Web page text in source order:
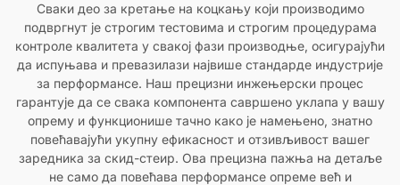
Сваки део за кретање на коцкању који производимо
подвргнут је строгим тестовима и строгим процедурама
контроле квалитета у свакој фази производње, осигурајући
да испуњава и превазилази највише стандарде индустрије
за перформансе. Наш прецизни инжењерски процес
гарантује да се свака компонента савршено уклапа у вашу
опрему и функционише тачно како је намењено, знатно
повећавајући укупну ефикасност и отзивљивост вашег
заредника за скид-стеир. Ова прецизна пажња на детаље
не само да повећава перформансе опреме већ и